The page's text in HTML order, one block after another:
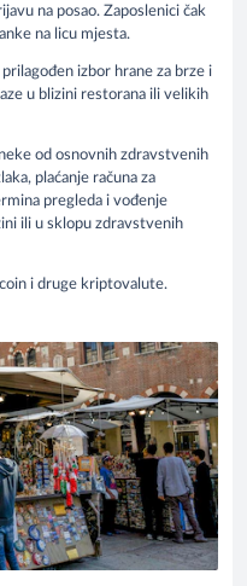
na posao. Zaposlenici čak
na licu mjesta.
izbor hrane za brze i
u blizini restorana ili velikih
od osnovnih zdravstvenih
plaćanje računa za
pregleda i vođenje
ili u sklopu zdravstvenih
i druge kriptovalute.